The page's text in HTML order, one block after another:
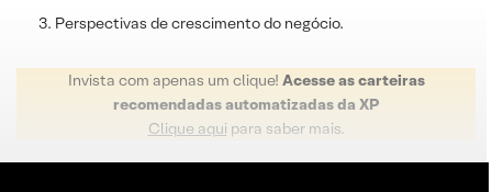
Perspectivas de crescimento do negócio.
Invista com apenas um clique! Acesse as carteiras
recomendadas automatizadas da XP
Clique aqui para saber mais.